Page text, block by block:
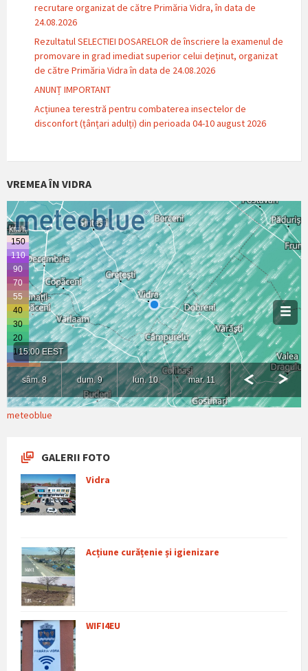
recrutare organizat de către Primăria Vidra, în data de
24.08.2026
Rezultatul SELECTIEI DOSARELOR de înscriere la examenul de
promovare in grad imediat superior celui deținut, organizat
de către Primăria Vidra în data de 24.08.2026
ANUNȚ IMPORTANT
Acțiunea terestră pentru combaterea insectelor de
disconfort (țânțari adulți) din perioada 04-10 august 2026
VREMEA ÎN VIDRA
meteoblue
GALERII FOTO
Vidra
Acțiune curățenie și igienizare
WIFI4EU